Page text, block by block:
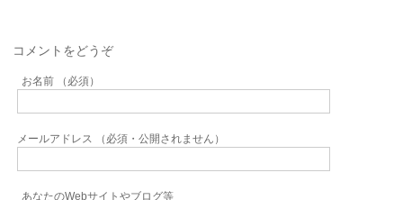
コメントをどうぞ
お名前 （必須）
メールアドレス （必須・公開されません）
あなたのWebサイトやブログ等